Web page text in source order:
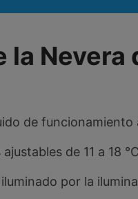
la
de funcionamiento
de 11 a 18
por la